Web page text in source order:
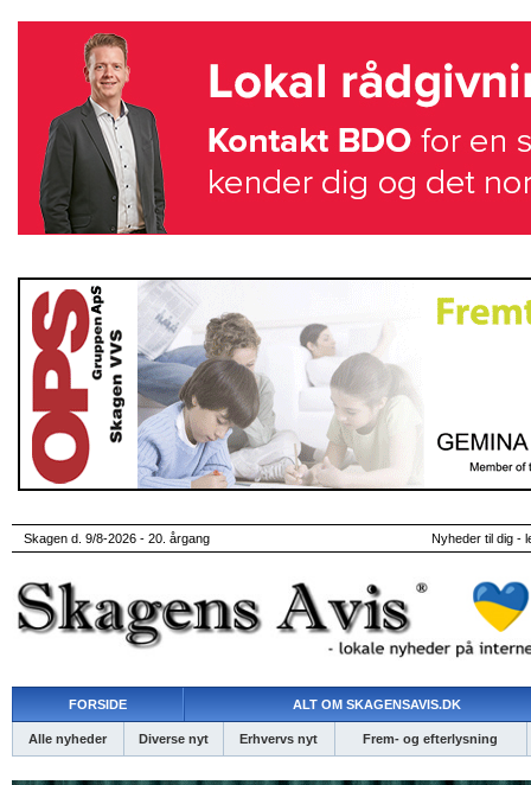
Skagen d. 9/8-2026 - 20. årgang Nyheder til dig -
FORSIDE ALT OM SKAGENSAVIS.DK
Alle nyheder Diverse nyt Erhvervs nyt Frem- og efterlysning